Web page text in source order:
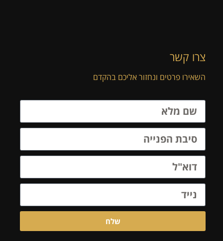
צרו קשר
השאירו פרטים ונחזור אליכם בהקדם
שלח